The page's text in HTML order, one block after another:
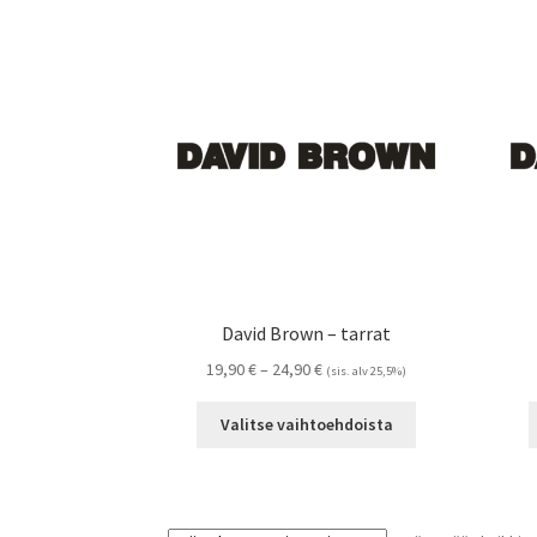
David Brown – tarrat
19,90€– 24,90€Hintaluokka:
-
(sis. alv 25,5%)
Valitse vaihtoehdoista